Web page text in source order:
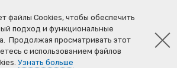
файлы Cookies, чтобы обеспечить
подход и функциональные
Продолжая просматривать этот
с использованием файлов
Узнать больше